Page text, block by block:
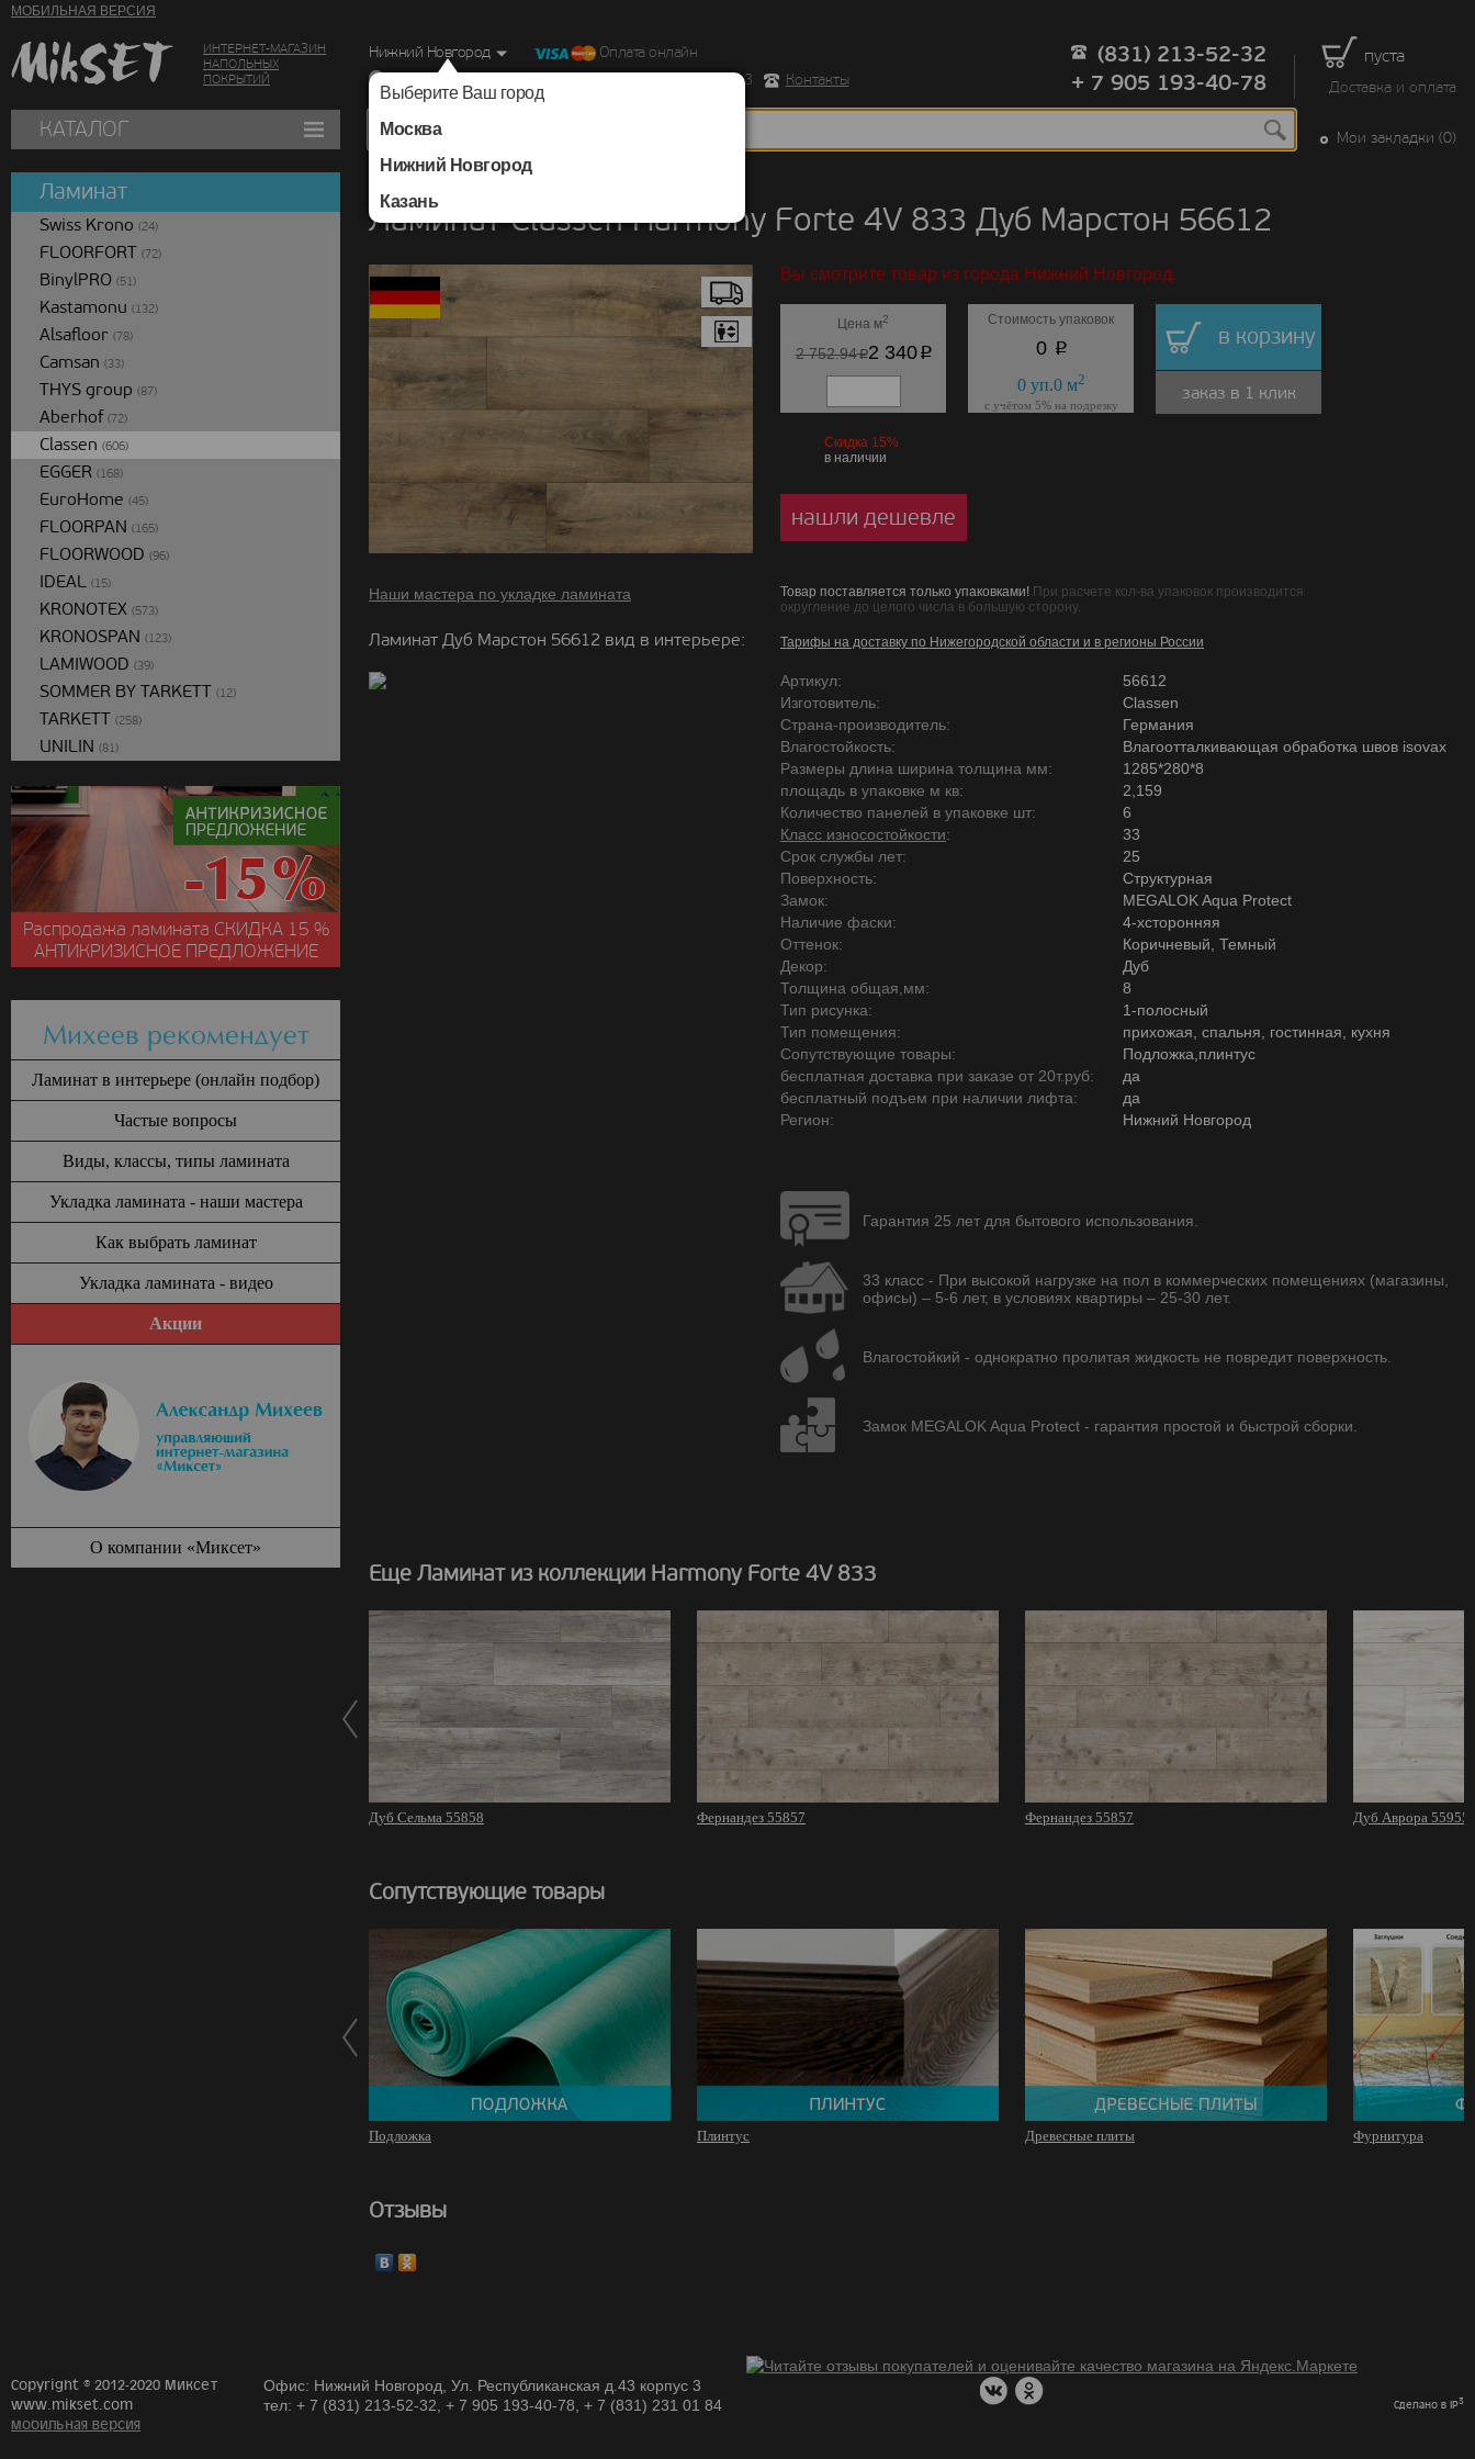
МОБИЛЬНАЯ ВЕРСИЯ
ИНТЕРНЕТ-МАГАЗИН
НАПОЛЬНЫХ
ПОКРЫТИЙ
пуста
Доставка и оплата
Нижний Новгород
Выберите Ваш город
Москва
Нижний Новгород
Казань
Оплата онлайн
г. Нижний Новгород, Ул. Республиканская д.43 корпус 3
Контакты
(831) 213-52-32
+ 7 905 193-40-78
КАТАЛОГ Мои закладки (0)
Ламинат Classen Harmony Forte 4V 833 Дуб Марстон 56612
Наши мастера по укладке ламината
Ламинат Дуб Марстон 56612 вид в интерьере:
Вы смотрите товар из города Нижний Новгород.
Цена м2
2 752.94p2 340p
Стоимость упаковок
0 p
0уп.0м2
с учётом 5% на подрезку
в корзину
заказ в 1 клик
Скидка 15%
в наличии
нашли дешевле
Товар поставляется только упаковками! При расчете кол-ва упаковок производится
округление до целого числа в большую сторону.
Тарифы на доставку по Нижегородской области и в регионы России
Артикул:
56612
Изготовитель:
Classen
Страна-производитель:
Германия
Влагостойкость:
Влагоотталкивающая обработка швов isovax
Размеры длина ширина толщина мм:
1285*280*8
площадь в упаковке м кв:
2,159
Количество панелей в упаковке шт:
6
Класс износостойкости:
33
Срок службы лет:
25
Поверхность:
Структурная
Замок:
MEGALOK Aqua Protect
Наличие фаски:
4-хсторонняя
Оттенок:
Коричневый, Темный
Декор:
Дуб
Толщина общая,мм:
8
Тип рисунка:
1-полосный
Тип помещения:
прихожая, спальня, гостинная, кухня
Сопутствующие товары:
Подложка,плинтус
бесплатная доставка при заказе от 20т.руб:
да
бесплатный подъем при наличии лифта:
да
Регион:
Нижний Новгород
Гарантия 25 лет для бытового использования.
33 класс - При высокой нагрузке на пол в коммерческих помещениях (магазины,
офисы) – 5-6 лет, в условиях квартиры – 25-30 лет.
Влагостойкий - однократно пролитая жидкость не повредит поверхность.
Замок MEGALOK Aqua Protect - гарантия простой и быстрой сборки.
Еще Ламинат из коллекции Harmony Forte 4V 833
Дуб Сельма 55858 Фернандез 55857 Фернандез 55857 Дуб Аврора 55955
Сопутствующие товары
Подложка Плинтус Древесные плиты Фурнитура
Отзывы
Ламинат
Swiss Krono (24)
FLOORFORT (72)
BinylPRO (51)
Kastamonu (132)
Alsafloor (78)
Camsan (33)
THYS group (87)
Aberhof (72)
Classen (606)
EGGER (168)
EuroHome (45)
FLOORPAN (165)
FLOORWOOD (96)
IDEAL (15)
KRONOTEX (573)
KRONOSPAN (123)
LAMIWOOD (39)
SOMMER BY TARKETT (12)
TARKETT (258)
UNILIN (81)
Распродажа ламината СКИДКА15 %
АНТИКРИЗИСНОЕ ПРЕДЛОЖЕНИЕ
Михеев рекомендует
Ламинат в интерьере (онлайн подбор)
Частые вопросы
Виды, классы, типы ламината
Укладка ламината - наши мастера
Как выбрать ламинат
Укладка ламината - видео
Акции
О компании «Миксет»
Copyright © 2012-2020 Миксет
www.mikset.com
мобильная версия
Офис: Нижний Новгород, Ул. Республиканская д.43 корпус 3
тел: + 7 (831) 213-52-32, + 7 905 193-40-78, + 7 (831) 231 01 84
Сделано в IP3